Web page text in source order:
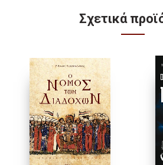
Σχετικά